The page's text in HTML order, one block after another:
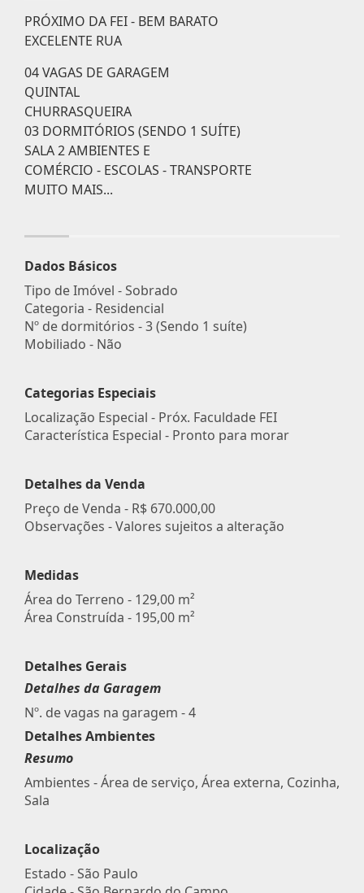
PRÓXIMO DA FEI - BEM BARATO
EXCELENTE RUA
04 VAGAS DE GARAGEM
QUINTAL
CHURRASQUEIRA
03 DORMITÓRIOS (SENDO 1 SUÍTE)
SALA 2 AMBIENTES E
COMÉRCIO - ESCOLAS - TRANSPORTE
MUITO MAIS...
Dados Básicos
Tipo de Imóvel - Sobrado
Categoria - Residencial
Nº de dormitórios - 3 (Sendo 1 suíte)
Mobiliado - Não
Categorias Especiais
Localização Especial - Próx. Faculdade FEI
Característica Especial - Pronto para morar
Detalhes da Venda
Preço de Venda - R$ 670.000,00
Observações - Valores sujeitos a alteração
Medidas
Área do Terreno - 129,00 m²
Área Construída - 195,00 m²
Detalhes Gerais
Detalhes da Garagem
Nº. de vagas na garagem - 4
Detalhes Ambientes
Resumo
Ambientes - Área de serviço, Área externa, Cozinha,
Sala
Localização
Estado -São Paulo